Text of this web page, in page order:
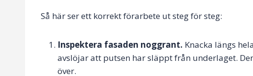
Så här ser ett korrekt förarbete ut steg för steg:
Inspektera fasaden noggrant. Knacka längs
avslöjar att putsen har släppt från underlaget.
över.